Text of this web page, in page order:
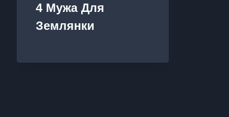
4 Мужа Для
Землянки